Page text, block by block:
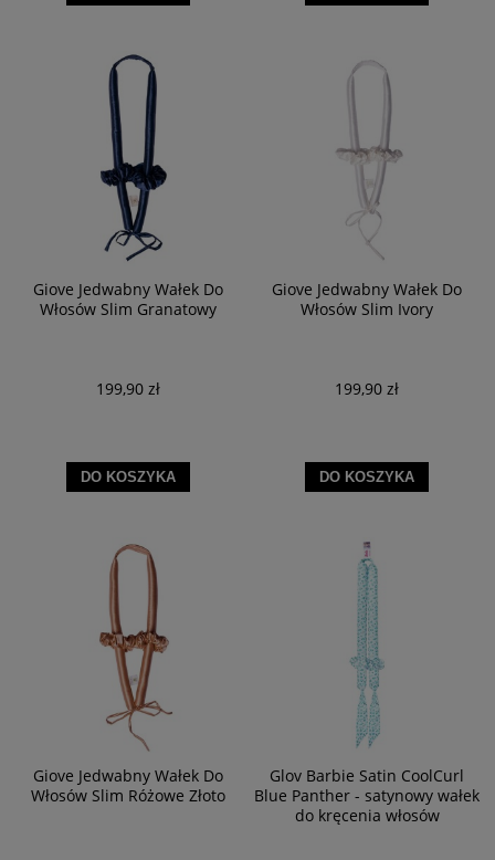
Giove Jedwabny Wałek Do
Włosów Slim Granatowy
199,90 zł
DO KOSZYKA
Giove Jedwabny Wałek Do
Włosów Slim Ivory
199,90 zł
DO KOSZYKA
Giove Jedwabny Wałek Do
Włosów Slim Różowe Złoto
Glov Barbie Satin CoolCurl
Blue Panther - satynowy wałek
do kręcenia włosów